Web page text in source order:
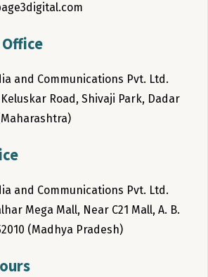
and Communications Pvt. Ltd.
Road, Shivaji Park, Dadar
and Communications Pvt. Ltd.
Mega Mall, Near C21 Mall, A. B.
(Madhya Pradesh)